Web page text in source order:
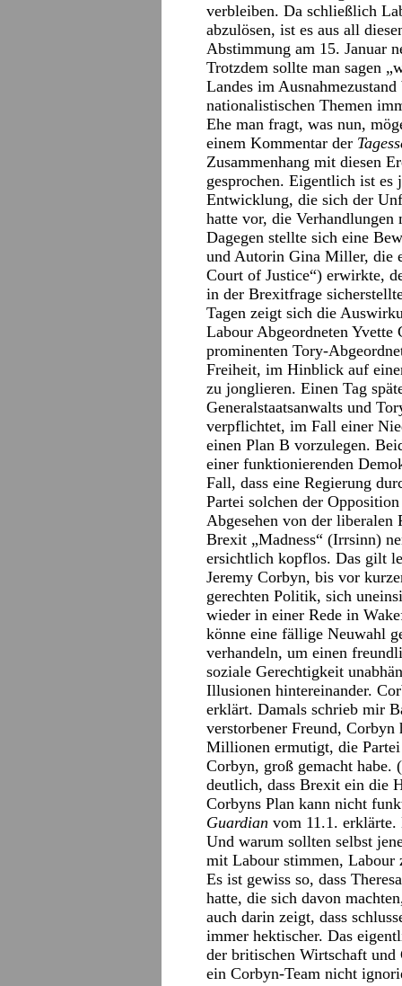
verbleiben. Da schließlich
abzulösen, ist es aus all
Abstimmung am 15. Januar
Trotzdem sollte man sagen
Landes im
nationalistischen Themen
Ehe man fragt, was nun,
einem Kommentar der
Zusammenhang mit diesen
gesprochen. Eigentlich ist es
Entwicklung, die sich der
hatte vor, die Verhandlungen
Dagegen stellte sich eine
und Autorin Gina Miller, die
Court of Justice“) erwirkte,
in der Brexitfrage
Tagen zeigt sich die
Labour Abgeordneten
prominenten Tory-
Freiheit, im Hinblick auf
zu jonglieren. Einen Tag
Generalstaatsanwalts und
verpflichtet, im Fall einer
einen Plan B vorzulegen.
einer funktionierenden
Fall, dass eine Regierung
Partei solchen der
Abgesehen von der liberalen
Brexit „Madness“ (Irrsinn)
ersichtlich kopflos. Das gilt
Jeremy Corbyn, bis vor
gerechten Politik, sich
wieder in einer Rede in
könne eine fällige Neuwahl
verhandeln, um einen
soziale Gerechtigkeit
Illusionen hintereinander.
erklärt. Damals schrieb mir
verstorbener Freund, Corbyn
Millionen ermutigt, die Partei
Corbyn, groß gemacht habe.
deutlich, dass Brexit ein die
Corbyns Plan kann nicht
Guardian vom 11.1. erklärte.
Und warum sollten selbst
mit Labour stimmen, Labour
Es ist gewiss so, dass
hatte, die sich davon
auch darin zeigt, dass
immer hektischer. Das
der britischen Wirtschaft
ein Corbyn-Team nicht